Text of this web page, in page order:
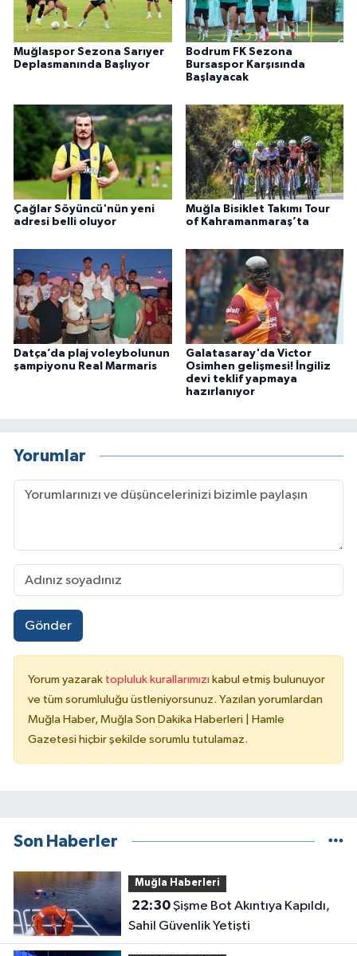
Muğlaspor Sezona Sarıyer
Deplasmanında Başlıyor
Bodrum FK Sezona
Bursaspor Karşısında
Başlayacak
Çağlar Söyüncü'nün yeni
adresi belli oluyor
Muğla Bisiklet Takımı Tour
of Kahramanmaraş’ta
Datça’da plaj voleybolunun
şampiyonu Real Marmaris
Galatasaray'da Victor
Osimhen gelişmesi! İngiliz
devi teklif yapmaya
hazırlanıyor
Yorumlar
Gönder
Yorum yazarak topluluk kurallarımızı kabul etmiş bulunuyor
ve tüm sorumluluğu üstleniyorsunuz. Yazılan yorumlardan
Muğla Haber, Muğla Son Dakika Haberleri | Hamle
Gazetesi hiçbir şekilde sorumlu tutulamaz.
Son Haberler
Muğla Haberleri
22:30Şişme Bot Akıntıya Kapıldı,
Sahil Güvenlik Yetişti